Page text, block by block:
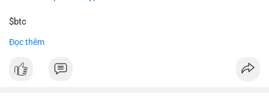
$btc
#vlikevn
📰 Nguồn: Cointelegraph
Đọc thêm